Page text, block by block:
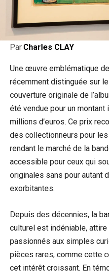
Par Charles CLAY
Une œuvre emblématique
récemment distinguée sur
couverture originale de
été vendue pour un montant
millions d’euros. Ce prix
des collectionneurs pour
rendant le marché de la
accessible pour ceux qui
originales sans pour autant
exorbitantes.
Depuis des décennies, la
culturel est indéniable,
passionnés aux simples
pièces rares, comme cette
cet intérêt croissant. En